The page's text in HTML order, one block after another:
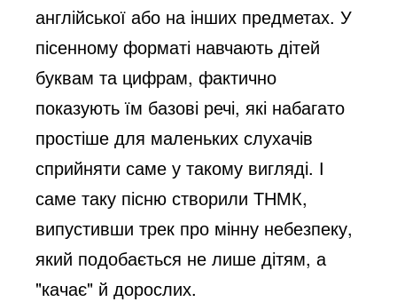
англійської або на інших предметах. У
пісенному форматі навчають дітей
буквам та цифрам, фактично
показують їм базові речі, які набагато
простіше для маленьких слухачів
сприйняти саме у такому вигляді. І
саме таку пісню створили ТНМК,
випустивши трек про мінну небезпеку,
який подобається не лише дітям, а
"качає" й дорослих.